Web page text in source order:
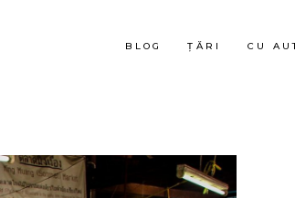
BLOG ȚĂRI CU